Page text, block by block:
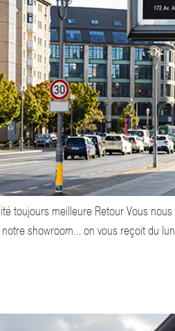
toujours meilleure Retour Vous
showroom… on vous reçoit du